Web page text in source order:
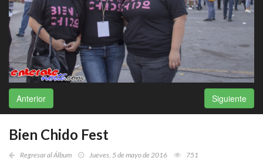
Anterior Siguiente
Bien Chido Fest
Regresar al Álbum Jueves, 5 de mayo de 2016 751